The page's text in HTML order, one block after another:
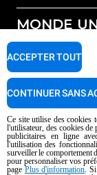
Tous les accessoires
Détergents pour
Détergents pour
Traitement de l'eau
MONDE
Nos bureaux dans le
SUPPORT
Garantie Unox
Trouver les Centres
Droits d'auteurt
AI Content
Ce site utilise des cookies
l'utilisateur, des cookies de
publicitaires en ligne
l'utilisation des
surveiller le comportement
pour personnaliser vos
page Plus d'information.
ACCEPTER TOUT
CONTINUER SANS